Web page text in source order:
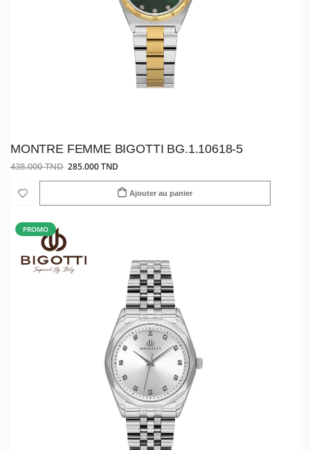
MONTRE FEMME BIGOTTI BG.1.10618-5
438.000 TND 285.000 TND
Ajouter au panier
PROMO